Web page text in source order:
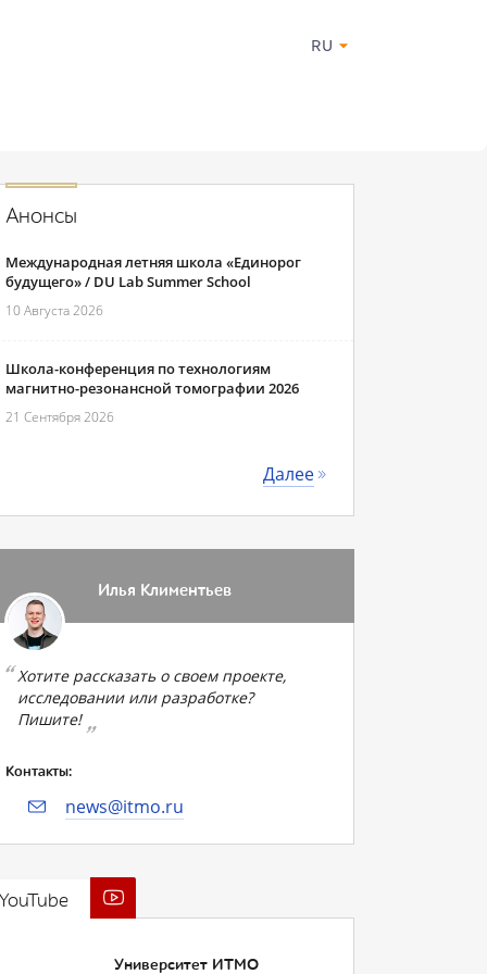
RU
Анонсы
Международная летняя школа «Единорог
будущего» / DU Lab Summer School
10 Августа 2026
Школа-конференция по технологиям
магнитно-резонансной томографии 2026
21 Сентября 2026
Далее
Илья Климентьев
Хотите рассказать о своем проекте,
исследовании или разработке?
Пишите!
Контакты:
news@itmo.ru
Университет ИТМО